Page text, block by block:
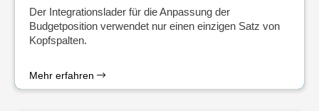
Der Integrationslader für die Anpassung der
Budgetposition verwendet nur einen einzigen Satz von
Kopfspalten.
Mehr erfahren